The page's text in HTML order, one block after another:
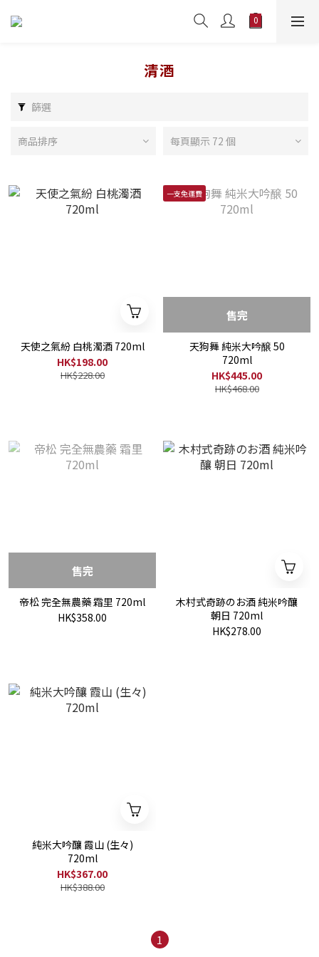
清酒
篩選
商品排序 每頁顯示 72 個
天使之氣紛 白桃濁酒 720ml
HK$198.00
HK$228.00
一支免運費
售完
天狗舞 純米大吟醸 50
720ml
HK$445.00
HK$468.00
售完
帝松 完全無農藥 霜里 720ml
HK$358.00
木村式奇跡のお酒 純米吟釀
朝日 720ml
HK$278.00
純米大吟釀 霞山 (生々)
720ml
HK$367.00
HK$388.00
1